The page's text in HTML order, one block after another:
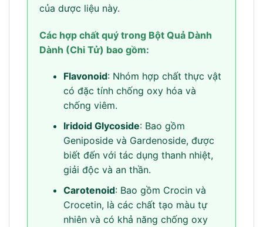
của dược liệu này.
Các hợp chất quý trong Bột Quả Dành
Dành (Chi Tử) bao gồm:
Flavonoid: Nhóm hợp chất thực vật
có đặc tính chống oxy hóa và
chống viêm.
Iridoid Glycoside: Bao gồm
Geniposide và Gardenoside, được
biết đến với tác dụng thanh nhiệt,
giải độc và an thần.
Carotenoid: Bao gồm Crocin và
Crocetin, là các chất tạo màu tự
nhiên và có khả năng chống oxy